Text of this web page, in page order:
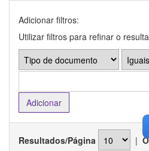
Adicionar filtros:
Utilizar filtros para refinar o
Resultados/Página |